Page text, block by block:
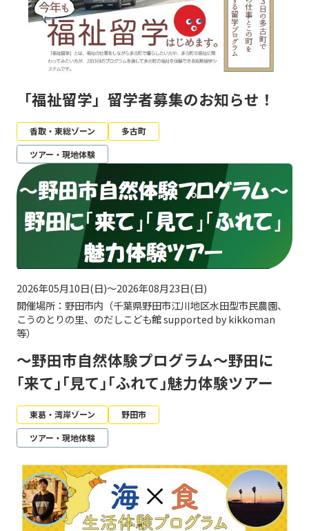
「福祉留学」留学者募集のお知らせ！
香取・東総ゾーン
多古町
ツアー・現地体験
2026年05月10日(日)～2026年08月23日(日)
開催場所：野田市内（千葉県野田市江川地区水田型市民農園、
こうのとりの里、のだしこども館 supported by kikkoman
等）
～野田市自然体験プログラム～野田に
｢来て｣｢見て｣｢ふれて｣魅力体験ツアー
東葛・湾岸ゾーン
野田市
ツアー・現地体験